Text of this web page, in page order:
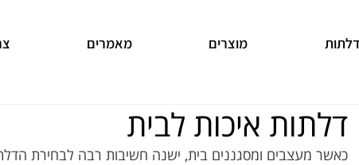
מוצרים מאמרים
דלתות איכות לבית
כאשר מעצבים ומסגננים בית, ישנה חשיבות רבה לבחירת